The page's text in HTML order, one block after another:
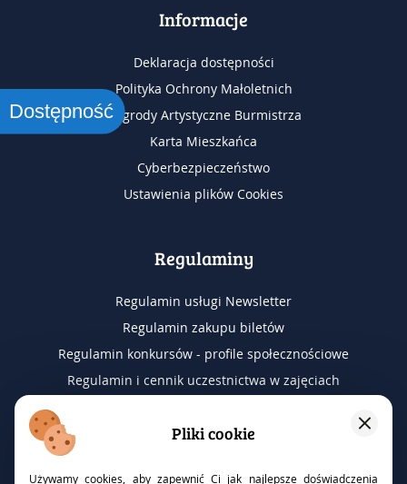
Dostępność
Informacje
Deklaracja dostępności
Polityka Ochrony Małoletnich
Nagrody Artystyczne Burmistrza
Karta Mieszkańca
Cyberbezpieczeństwo
Ustawienia plików Cookies
Regulaminy
Regulamin usługi Newsletter
Regulamin zakupu biletów
Regulamin konkursów - profile społecznościowe
Regulamin i cennik uczestnictwa w zajęciach
RODO
Pliki cookie
Używamy cookies, aby zapewnić Ci jak najlepsze doświadczenia